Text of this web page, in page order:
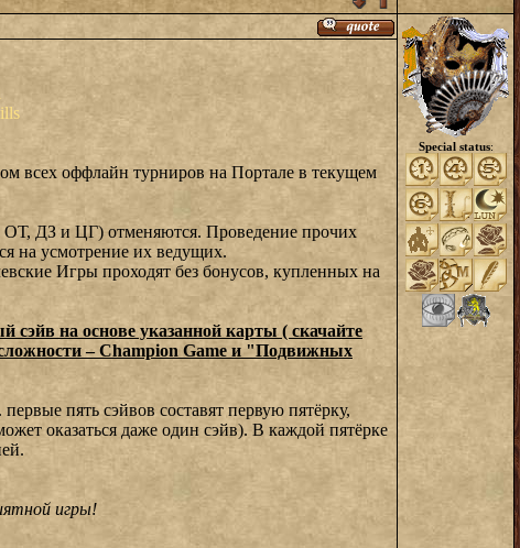
всех оффлайн турниров на Портале в текущем
ОТ, ДЗ и ЦГ) отменяются. Проведение прочих
на усмотрение их ведущих.
Игры проходят без бонусов, купленных на
сэйв на основе указанной карты ( скачайте
сложности – Champion Game и "Подвижных
пять сэйвов составят первую пятёрку,
оказаться даже один сэйв). В каждой пятёрке
игры!
Special status: